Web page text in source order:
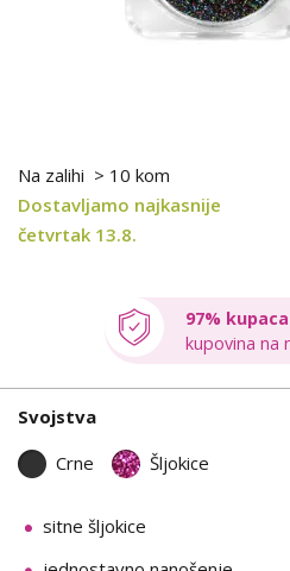
Na zalihi > 10 kom
Dostavljamo najkasnije
četvrtak 13.8.
97%
kupovina na
Svojstva
Crne Šljokice
sitne šljokice